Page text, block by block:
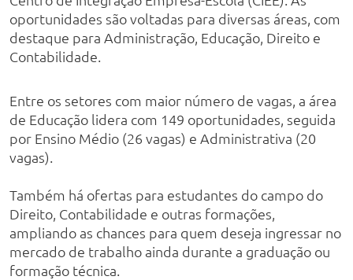
oportunidades são voltadas para diversas áreas, com
destaque para Administração, Educação, Direito e
Contabilidade.
Entre os setores com maior número de vagas, a área
de Educação lidera com 149 oportunidades, seguida
por Ensino Médio (26 vagas) e Administrativa (20
vagas).
Também há ofertas para estudantes do campo do
Direito, Contabilidade e outras formações,
ampliando as chances para quem deseja ingressar no
mercado de trabalho ainda durante a graduação ou
formação técnica.